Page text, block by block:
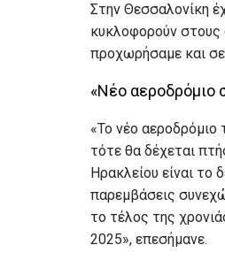
Στην Θεσσαλονίκη
κυκλοφορούν στους
προχωρήσαμε και
«Νέο αεροδρόμιο
«Το νέο αεροδρόμιο
τότε θα δέχεται
Ηρακλείου είναι
παρεμβάσεις
το τέλος της
2025», επεσήμανε.